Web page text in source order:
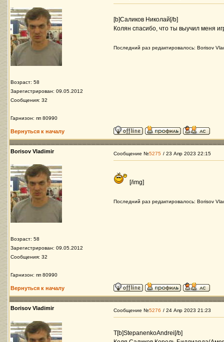
Возраст: 58
Зарегистрирован: 09.05.2012
Сообщения: 32
Гарнизон: пп 80990
[b]Саликов Николай[/b]
Колян спасибо, что ты выучил меня
Последний раз редактировалось: Borisov
Вернуться к началу
Borisov Vladimir
Возраст: 58
Зарегистрирован: 09.05.2012
Сообщения: 32
Гарнизон: пп 80990
Сообщение №5275 / 23 Апр 2023 22:15
[/img]
Последний раз редактировалось: Borisov
Вернуться к началу
Borisov Vladimir Сообщение №5276 / 24 Апр 2023 21:23
Т[b]StepanenkoAndrei[/b]